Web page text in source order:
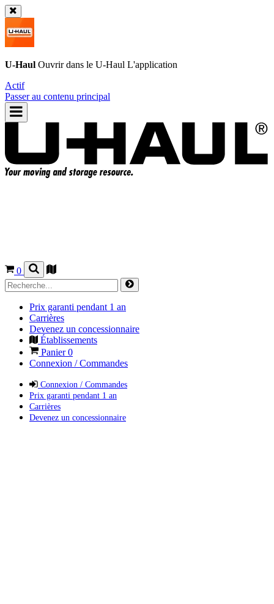
U-Haul Ouvrir dans le U-Haul L'application
Actif
Passer au contenu principal
0
Prix garanti pendant 1 an
Carrières
Devenez un concessionnaire
Établissements
Panier0
Connexion / Commandes
Connexion / Commandes
Prix garanti pendant 1 an
Carrières
Devenez un concessionnaire